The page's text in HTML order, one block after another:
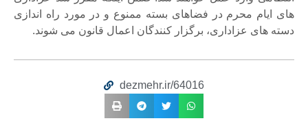
های ایام محرم در فضاهای بسته ممنوع و در مورد راه اندازی
دسته های عزاداری، برگزار کنندگان اعمال قانون می شوند.
dezmehr.ir/64016